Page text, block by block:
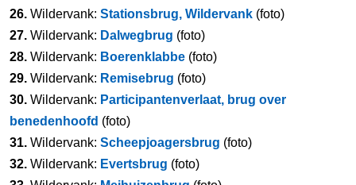
26. Wildervank: Stationsbrug, Wildervank (foto)
27. Wildervank: Dalwegbrug (foto)
28. Wildervank: Boerenklabbe (foto)
29. Wildervank: Remisebrug (foto)
30. Wildervank: Participantenverlaat, brug over
benedenhoofd (foto)
31. Wildervank: Scheepjoagersbrug (foto)
32. Wildervank: Evertsbrug (foto)